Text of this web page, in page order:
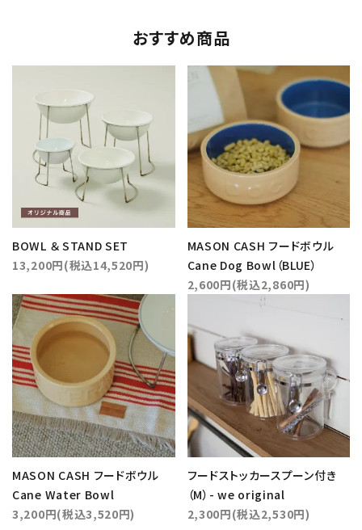
おすすめ商品
BOWL ＆ STAND SET
13,200円(税込14,520円)
MASON CASH フードボウル
Cane Dog Bowl（BLUE）
2,600円(税込2,860円)
MASON CASH フードボウル
Cane Water Bowl
3,200円(税込3,520円)
フードストッカースプーン付き
（M）- we original
2,300円(税込2,530円)